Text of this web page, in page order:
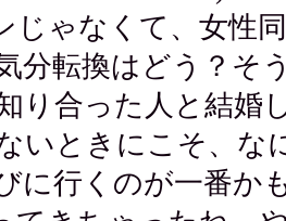
じゃなくて、女性
分転換はどう？そ
り合った人と結婚
いときにこそ、な
に行くのが一番か